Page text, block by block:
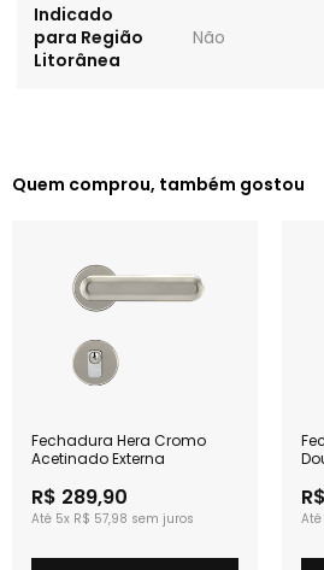
Indicado
para Região
Litorânea
Não
Quem comprou, também gostou
Fechadura Hera Cromo
Acetinado Externa
R$ 289,90
5x R$ 57,98